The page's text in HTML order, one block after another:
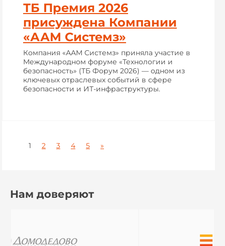
ТБ Премия 2026
присуждена Компании
«ААМ Системз»
Компания «ААМ Системз» приняла участие в
Международном форуме «Технологии и
безопасность» (ТБ Форум 2026) — одном из
ключевых отраслевых событий в сфере
безопасности и ИТ-инфраструктуры.
1 2 3 4 5 »
Нам доверяют